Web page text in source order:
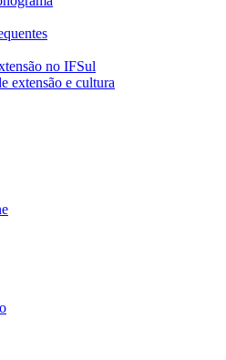
no IFSul
extensão e cultura